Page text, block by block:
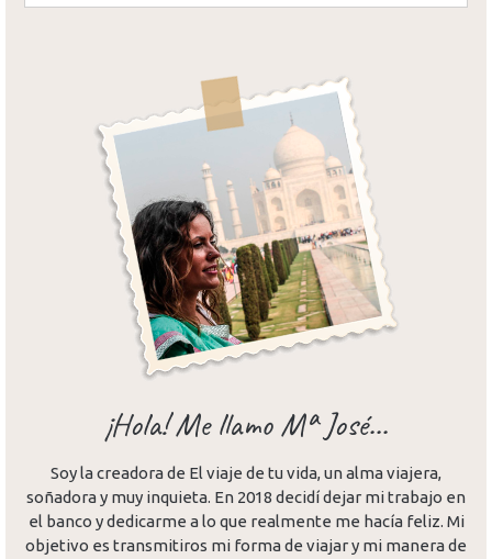
¡Hola! Me llamo Mª José...
Soy la creadora de El viaje de tu vida, un alma viajera,
soñadora y muy inquieta. En 2018 decidí dejar mi trabajo en
el banco y dedicarme a lo que realmente me hacía feliz. Mi
objetivo es transmitiros mi forma de viajar y mi manera de